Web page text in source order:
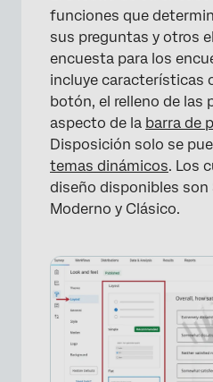
funciones que
sus preguntas y otros
encuesta para los
incluye características
botón, el relleno de las
aspecto de la barra de
Disposición solo se
temas dinámicos. Los
diseño disponibles son
Moderno y Clásico.